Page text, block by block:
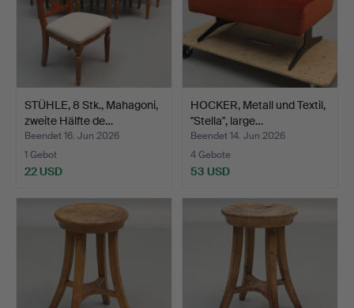
STÜHLE, 8 Stk., Mahagoni,
zweite Hälfte de…
Beendet 16. Jun 2026
1 Gebot
22 USD
HOCKER, Metall und Textil,
"Stella", large…
Beendet 14. Jun 2026
4 Gebote
53 USD